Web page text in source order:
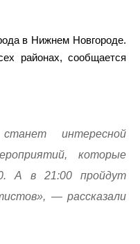
в Нижнем Новгороде.
районах, сообщается
интересной
которые
А в 21:00 пройдут
— рассказали